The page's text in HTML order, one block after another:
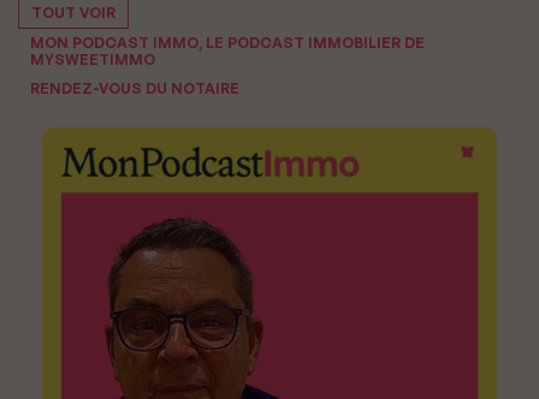
TOUT VOIR
MON PODCAST IMMO, LE PODCAST IMMOBILIER DE
MYSWEETIMMO
RENDEZ-VOUS DU NOTAIRE